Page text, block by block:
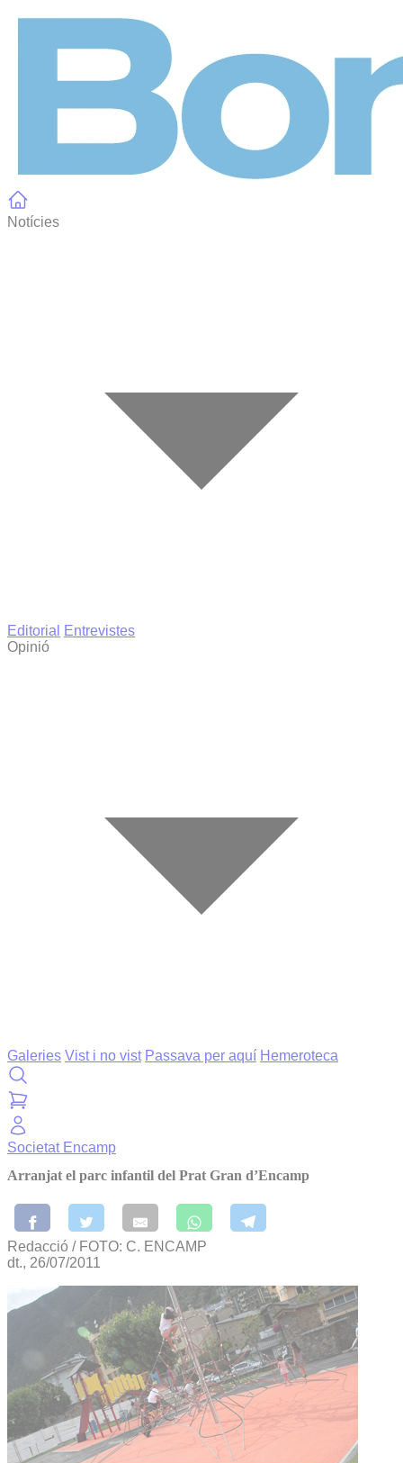
Notícies
Editorial
Entrevistes
Opinió
Galeries Vist i no vist Passava per aquí Hemeroteca
Societat Encamp
Arranjat el parc infantil del Prat Gran d’Encamp
Redacció / FOTO: C. ENCAMP
dt., 26/07/2011